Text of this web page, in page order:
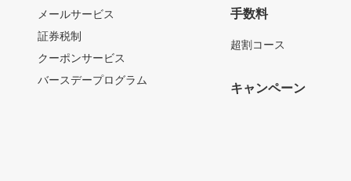
メールサービス
証券税制
クーポンサービス
バースデープログラム
手数料
超割コース
キャンペーン